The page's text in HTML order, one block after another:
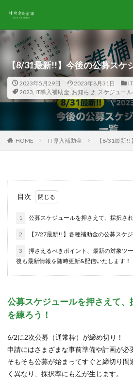
【8/31最新!!】今後の公募スケ
2023年5月29日 2023年8月31日
2023, IT導入補助金, お知らせ, スケジュール,
HOME IT導入補助金 【8/31最新
目次
1 公募スケジュールを押さえて、採択さ
2 【7/27最新!!】各種補助金の公募スケ
3
押さえるべきポイント、最新の対象ツ
後も最新情報を随時更新&配信いたします！
公募スケジュールを押さえて
を練ろう！
6/2に2次公募（通常枠）が締め切り！
申請にはさまざまな事前準備や計画が必
そもそも公募が始まってすぐと締切り間
く異なり、採択率にも差が生じます。
カテゴリー
タグ
2022 2022年 2023
CAD CAM C
事業再構築補助金
給与
給料 補助金 補
賃金
検索